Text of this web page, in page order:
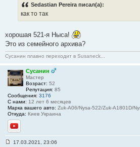
и
е
#
3
2
Sedastian Pereira писал(а):
как то так
хорошая 521-я Ныса!
Это из семейного архива?
Сусанин плавно переходит в Susaneck...
Сусанин
Мастер
Возраст: 52
Репутация: 85
Сообщения: 3176
С нами: 12 лет 6 месяцев
Марка вашего авто: Zuk-A06/Nysa-522/Zuk-A1801D/
Откуда: Киев Украина
YouTube
17.03.2021, 23:06